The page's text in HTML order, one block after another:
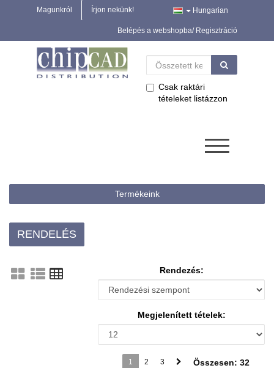
Magunkról Írjon nekünk! Hungarian
Belépés a webshopba/ Regisztráció
Csak raktári
tételeket listázzon
Termékeink
RENDELÉS
Rendezés:
Megjelenített tételek:
1 2 3 Összesen: 32